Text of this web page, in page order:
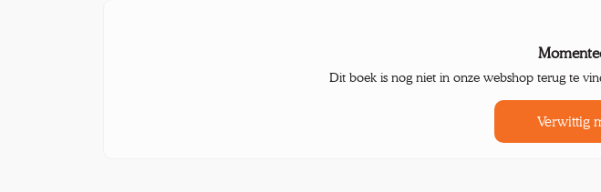
Dit boek is nog niet in onze webshop terug te
Verwittig